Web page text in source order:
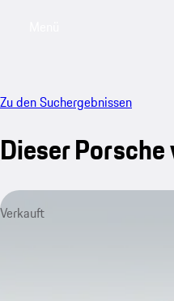
Zu den Suchergebnissen
Dieser
Verkauft